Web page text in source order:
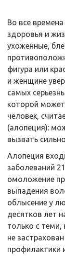
Во все
здоровья и
ухоженные,
фигура или
и женщине
самых
которой
человек,
(алопеция):
вызвать
Алопеция
заболеваний
омоложение
выпадения
облысение у
десятков лет
только с теми,
не
профилактики